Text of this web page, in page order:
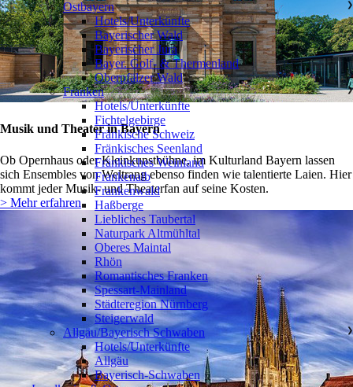
Musik und Theater in Bayern
Ob Opernhaus oder Kleinkunstbühne, im Kulturland Bayern lassen
sich Ensembles von Weltrang ebenso finden wie talentierte Laien. Hier
kommt jeder Musik- und Theaterfan auf seine Kosten.
> Mehr erfahren
Ostbayern
❯
Hotels/Unterkünfte
Bayerischer Wald
Bayerischer Jura
Bayer. Golf- & Thermenland
Oberpfälzer Wald
Franken
❯
Hotels/Unterkünfte
Fichtelgebirge
Fränkische Schweiz
Fränkisches Seenland
Fränkisches Weinland
Frankenalb
Frankenwald
Haßberge
Liebliches Taubertal
Naturpark Altmühltal
Oberes Maintal
Rhön
Romantisches Franken
Spessart-Mainland
Städteregion Nürnberg
Steigerwald
Allgäu/Bayerisch Schwaben
❯
Hotels/Unterkünfte
Allgäu
Bayerisch-Schwaben